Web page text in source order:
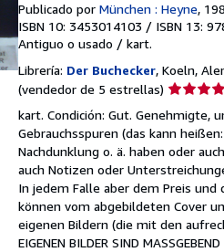
Publicado por München : Heyne,
ISBN 10: 3453014103 / ISBN 13:
Antiguo o usado / kart.
Librería: Der Buchecker, Koeln,
(vendedor de 5 estrellas)
vendedor:
5
de
5
estrellas
kart. Condición: Gut. Genehmigte,
Gebrauchsspuren (das kann
Nachdunklung o. ä. haben oder
auch Notizen oder
In jedem Falle aber dem Preis und
können vom abgebildeten Cover
eigenen Bildern (die mit den
EIGENEN BILDER SIND